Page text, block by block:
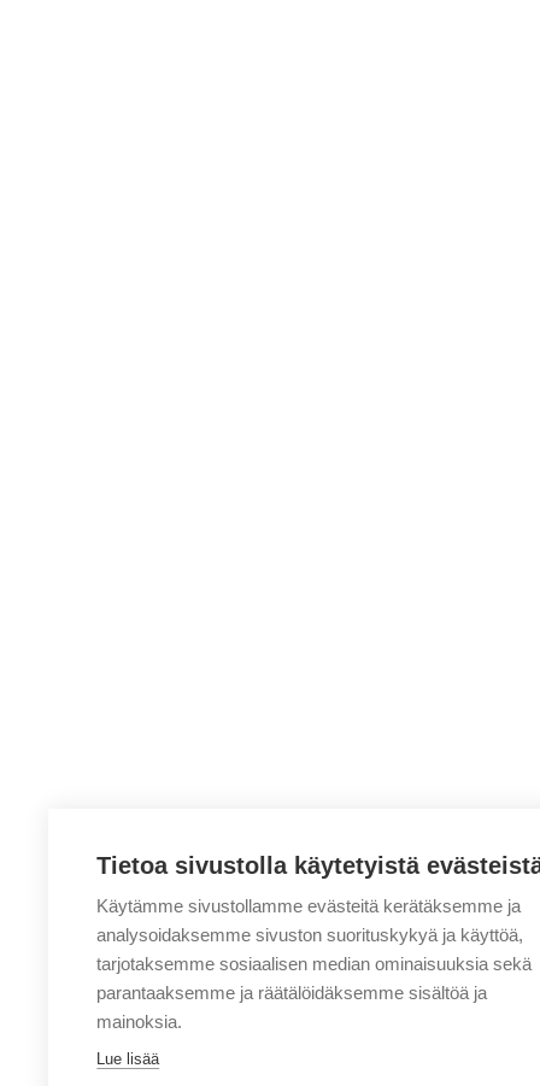
Tietoa sivustolla käytetyistä
Käytämme sivustollamme evästeitä kerätäksemme ja
analysoidaksemme sivuston suorituskykyä ja käyttöä,
tarjotaksemme sosiaalisen median ominaisuuksia sekä
parantaaksemme ja räätälöidäksemme sisältöä ja
mainoksia.
Lue lisää